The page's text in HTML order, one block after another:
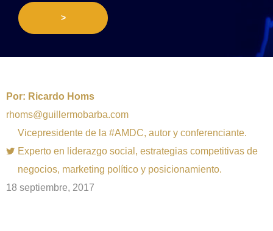
>
Por: Ricardo Homs
rhoms@guillermobarba.com
Vicepresidente de la #AMDC, autor y conferenciante.
Experto en liderazgo social, estrategias competitivas de
negocios, marketing político y posicionamiento.
18 septiembre, 2017